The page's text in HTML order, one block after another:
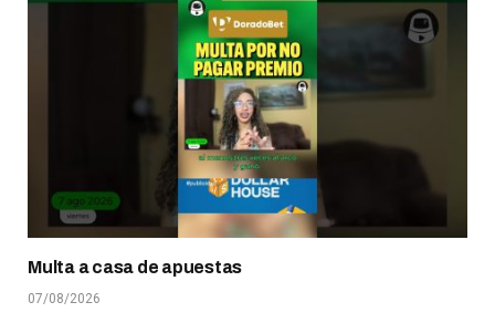
Multa a casa de apuestas
07/08/2026